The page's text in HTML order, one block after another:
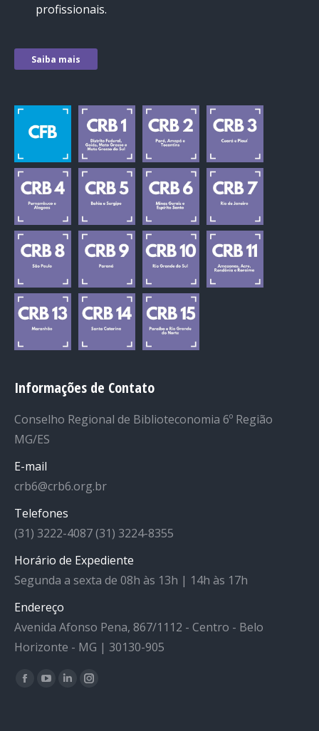
profissionais.
Saiba mais
Informações de Contato
Conselho Regional de Biblioteconomia 6º Região
MG/ES
E-mail
crb6@crb6.org.br
Telefones
(31) 3222-4087 (31) 3224-8355
Horário de Expediente
Segunda a sexta de 08h às 13h | 14h às 17h
Endereço
Avenida Afonso Pena, 867/1112 - Centro - Belo
Horizonte - MG | 30130-905
Facebook
YouTube
LinkedinInstagram